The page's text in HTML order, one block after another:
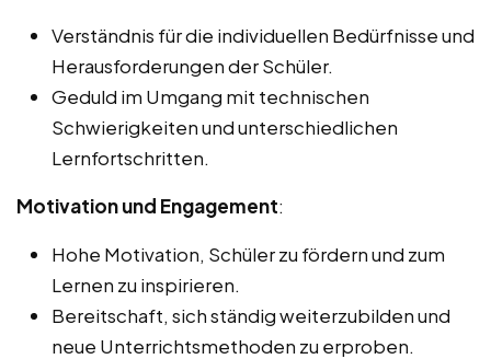
Verständnis für die individuellen Bedürfnisse und
Herausforderungen der Schüler.
Geduld im Umgang mit technischen
Schwierigkeiten und unterschiedlichen
Lernfortschritten.
Motivation und Engagement:
Hohe Motivation, Schüler zu fördern und zum
Lernen zu inspirieren.
Bereitschaft, sich ständig weiterzubilden und
neue Unterrichtsmethoden zu erproben.